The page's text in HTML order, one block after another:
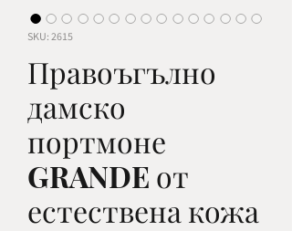
SKU: 2615
Правоъгълно
дамско
портмоне
GRANDE от
естествена кожа